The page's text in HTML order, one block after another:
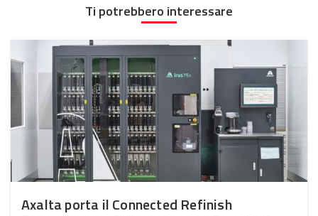
Ti potrebbero interessare
Axalta porta il Connected Refinish